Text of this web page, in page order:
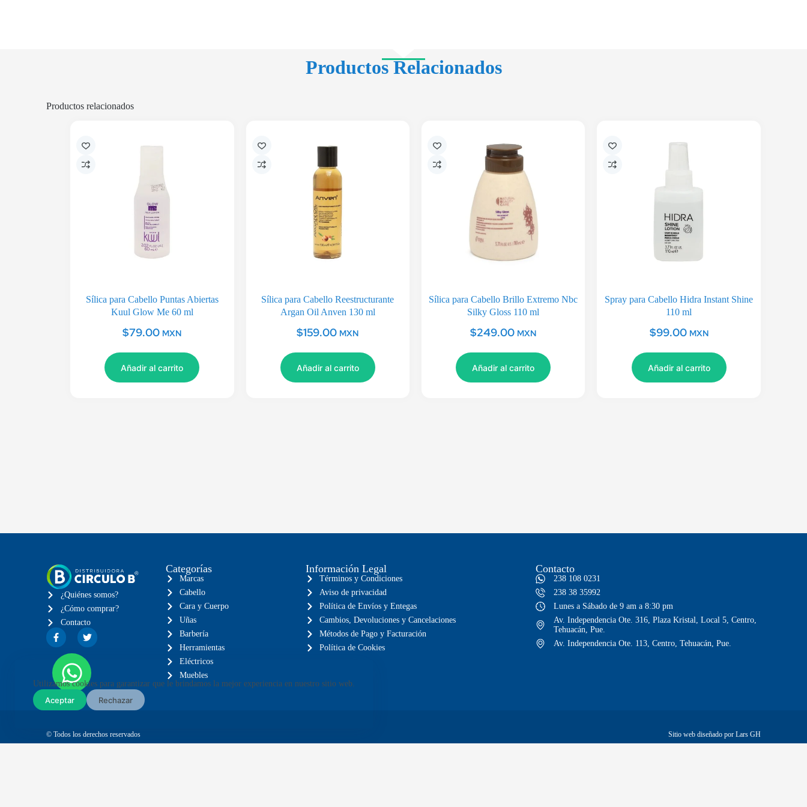
Utilizamos cookies para garantizar que le brindamos la mejor experiencia en nuestro sitio web.
Aceptar Rechazar
Productos Relacionados
Productos relacionados
Sílica para Cabello Puntas Abiertas
Kuul Glow Me 60 ml
$79.00 MXN
Añadir al carrito
Sílica para Cabello Reestructurante
Argan Oil Anven 130 ml
$159.00 MXN
Añadir al carrito
Sílica para Cabello Brillo Extremo Nbc
Silky Gloss 110 ml
$249.00 MXN
Añadir al carrito
Spray para Cabello Hidra Instant Shine
110 ml
$99.00 MXN
Añadir al carrito
¿Quiénes somos?
¿Cómo comprar?
Contacto
Categorías
Marcas
Cabello
Cara y Cuerpo
Uñas
Barbería
Herramientas
Eléctricos
Muebles
Información Legal
Términos y Condiciones
Aviso de privacidad
Política de Envíos y Entegas
Cambios, Devoluciones y Cancelaciones
Métodos de Pago y Facturación
Política de Cookies
Contacto
238 108 0231
238 38 35992
Lunes a Sábado de 9 am a 8:30 pm
Av. Independencia Ote. 316, Plaza Kristal, Local 5, Centro,
Tehuacán, Pue.
Av. Independencia Ote. 113, Centro, Tehuacán, Pue.
© Todos los derechos reservados Sitio web diseñado por Lars GH